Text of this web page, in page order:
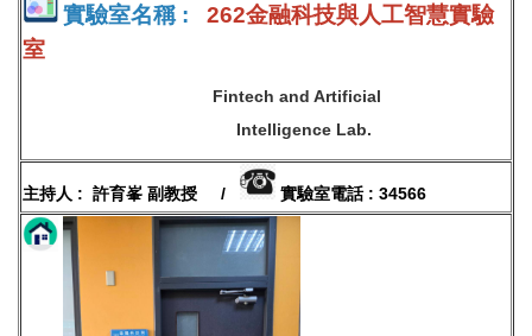
實驗室名稱 : 262金融科技與人工智慧實驗
室
Fintech and Artificial
Intelligence Lab.
主持人 : 許育峯 副教授 / 實驗室電話 : 34566